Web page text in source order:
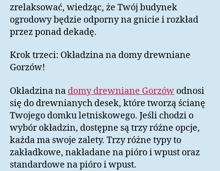
zrelaksować, wiedząc, że Twój budynek
ogrodowy będzie odporny na gnicie i rozkład
przez ponad dekadę.
Krok trzeci: Okładzina na domy drewniane
Gorzów!
Okładzina na domy drewniane Gorzów odnosi
się do drewnianych desek, które tworzą ścianę
Twojego domku letniskowego. Jeśli chodzi o
wybór okładzin, dostępne są trzy różne opcje,
każda ma swoje zalety. Trzy różne typy to
zakładkowe, nakładane na pióro i wpust oraz
standardowe na pióro i wpust.